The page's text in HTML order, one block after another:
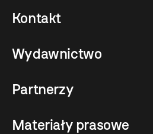
Kontakt
Wydawnictwo
Partnerzy
Materiały prasowe